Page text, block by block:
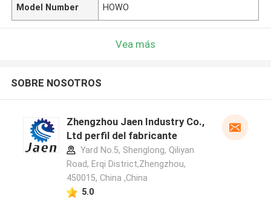
Model Number HOWO
Vea más
SOBRE NOSOTROS
Zhengzhou Jaen Industry Co.,
Ltd perfil del fabricante
Yard No.5, Shenglong, Qiliyan
Road, Erqi District,Zhengzhou,
450015, China ,China
5.0